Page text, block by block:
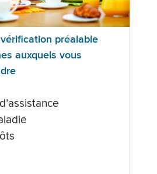
préalable
auxquels vous